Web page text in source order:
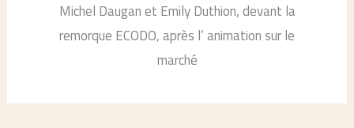
Michel Daugan et Emily Duthion, devant la
remorque ECODO, après l’ animation sur le
marché